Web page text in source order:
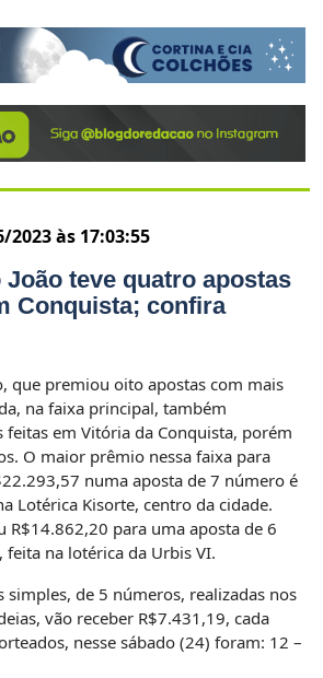
às 17:03:55
João teve quatro apostas
Conquista; confira
que premiou oito apostas com mais
na faixa principal, também
em Vitória da Conquista, porém
O maior prêmio nessa faixa para
numa aposta de 7 número é
Lotérica Kisorte, centro da cidade.
R$14.862,20 para uma aposta de 6
feita na lotérica da Urbis VI.
simples, de 5 números, realizadas nos
vão receber R$7.431,19, cada
nesse sábado (24) foram: 12 –